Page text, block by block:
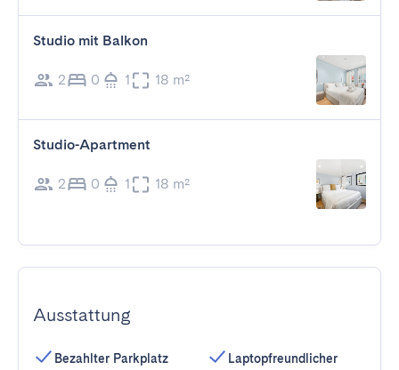
Studio mit Balkon
2 0 1 18 m²
Studio-Apartment
2 0 1 18 m²
Ausstattung
Bezahlter Parkplatz
Laptopfreundlicher